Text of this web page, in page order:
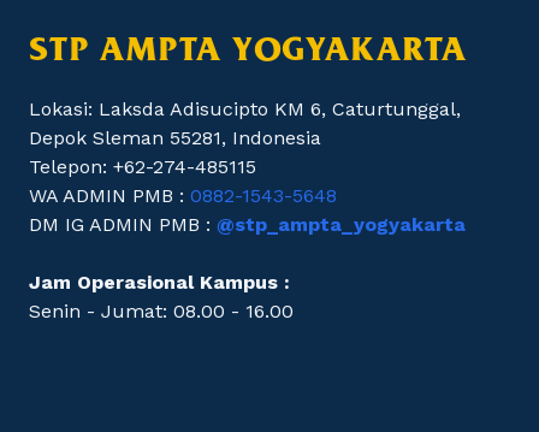
STP AMPTA YOGYAKARTA
Lokasi: Laksda Adisucipto KM 6, Caturtunggal,
Depok Sleman 55281, Indonesia
Telepon: +62-274-485115
WA ADMIN PMB : 0882-1543-5648
DM IG ADMIN PMB : @stp_ampta_yogyakarta
Jam Operasional Kampus :
Senin - Jumat: 08.00 - 16.00